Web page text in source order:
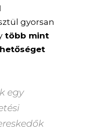
gyorsan
több mint
egy